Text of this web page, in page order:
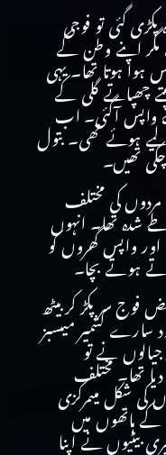
پکڑی گئی تو فوجی
اپنے وطن کے
ہوتا تھا۔ یہی
چھپاتے گلی کے
واپس آگئی۔ اب
ہوئے تھی۔ بتول
چکی تھیں۔
شب مردوں کی مختلف
شدہ تھا۔ انہوں
اور واپس گھروں کو
ہوتے بچا۔
فوج سر پکڑ کر بیٹھ
سارے کشمیر میںسبز
جیالوں نے تو
دیا تھا۔ مختلف
شکل میںمرکزی
ہاتھوں میں
بیٹیوں نے اپنا